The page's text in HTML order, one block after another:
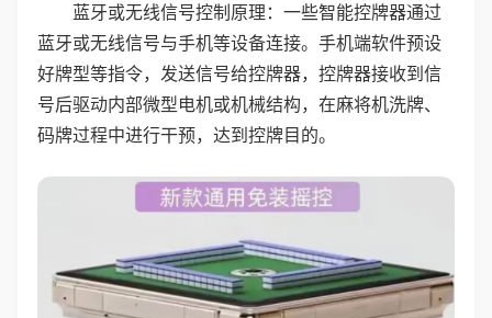
蓝牙或无线信号控制原理：一些智能控牌器通过
蓝牙或无线信号与手机等设备连接。手机端软件预设
好牌型等指令，发送信号给控牌器，控牌器接收到信
号后驱动内部微型电机或机械结构，在麻将机洗牌、
码牌过程中进行干预，达到控牌目的。